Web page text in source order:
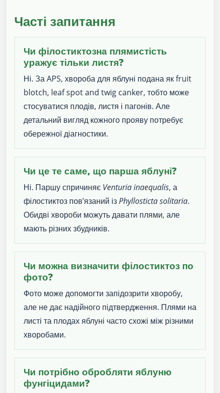
Часті запитання
Чи філостиктозна плямистість
уражує тільки листя?
Ні. За APS, хвороба для яблуні подана як fruit
blotch, leaf spot and twig canker, тобто може
стосуватися плодів, листя і пагонів. Але
детальний вигляд кожного прояву потребує
обережної діагностики.
Чи це те саме, що парша яблуні?
Ні. Паршу спричиняє Venturia inaequalis, а
філостиктоз пов’язаний ізPhyllosticta solitaria.
Обидві хвороби можуть давати плями, але
мають різних збудників.
Чи можна визначити філостиктоз по
фото?
Фото може допомогти запідозрити хворобу,
але не дає надійного підтвердження. Плями на
листі та плодах яблуні часто схожі між різними
хворобами.
Чи потрібно обробляти яблуню
фунгіцидами?